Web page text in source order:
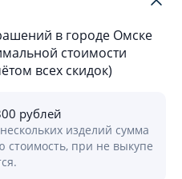
в городе Омске
стоимости
всех скидок)
рублей
изделий сумма
стоимость, при не выкупе